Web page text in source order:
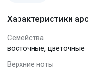
Характеристики
Семейства
восточные, цветочные
Верхние ноты